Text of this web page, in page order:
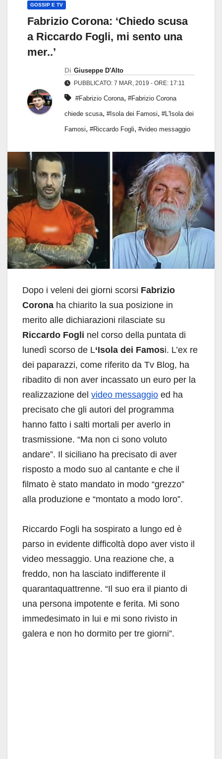
GOSSIP E TV
Fabrizio Corona: ‘Chiedo scusa
a Riccardo Fogli, mi sento una
mer..’
Di Giuseppe D'Alto
PUBBLICATO: 7 MAR, 2019 - ORE: 17:11
#Fabrizio Corona, #Fabrizio Corona
chiede scusa, #Isola dei Famosi, #L'Isola dei
Famosi, #Riccardo Fogli, #video messaggio
Dopo i veleni dei giorni scorsi Fabrizio
Corona ha chiarito la sua posizione in
merito alle dichiarazioni rilasciate su
Riccardo Fogli nel corso della puntata di
lunedì scorso de L‘Isola dei Famosi. L’ex re
dei paparazzi, come riferito da Tv Blog, ha
ribadito di non aver incassato un euro per la
realizzazione del video messaggio ed ha
precisato che gli autori del programma
hanno fatto i salti mortali per averlo in
trasmissione. “Ma non ci sono voluto
andare”. Il siciliano ha precisato di aver
risposto a modo suo al cantante e che il
filmato è stato mandato in modo “grezzo”
alla produzione e “montato a modo loro”.
Riccardo Fogli ha sospirato a lungo ed è
parso in evidente difficoltà dopo aver visto il
video messaggio. Una reazione che, a
freddo, non ha lasciato indifferente il
quarantaquattrenne. “Il suo era il pianto di
una persona impotente e ferita. Mi sono
immedesimato in lui e mi sono rivisto in
galera e non ho dormito per tre giorni”.